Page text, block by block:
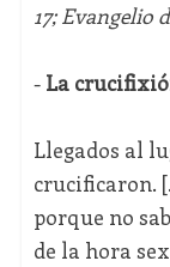
17; Evangelio
- La
Llegados al
crucificaron.
porque no
de la hora